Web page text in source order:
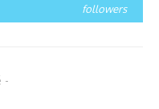
followers
-